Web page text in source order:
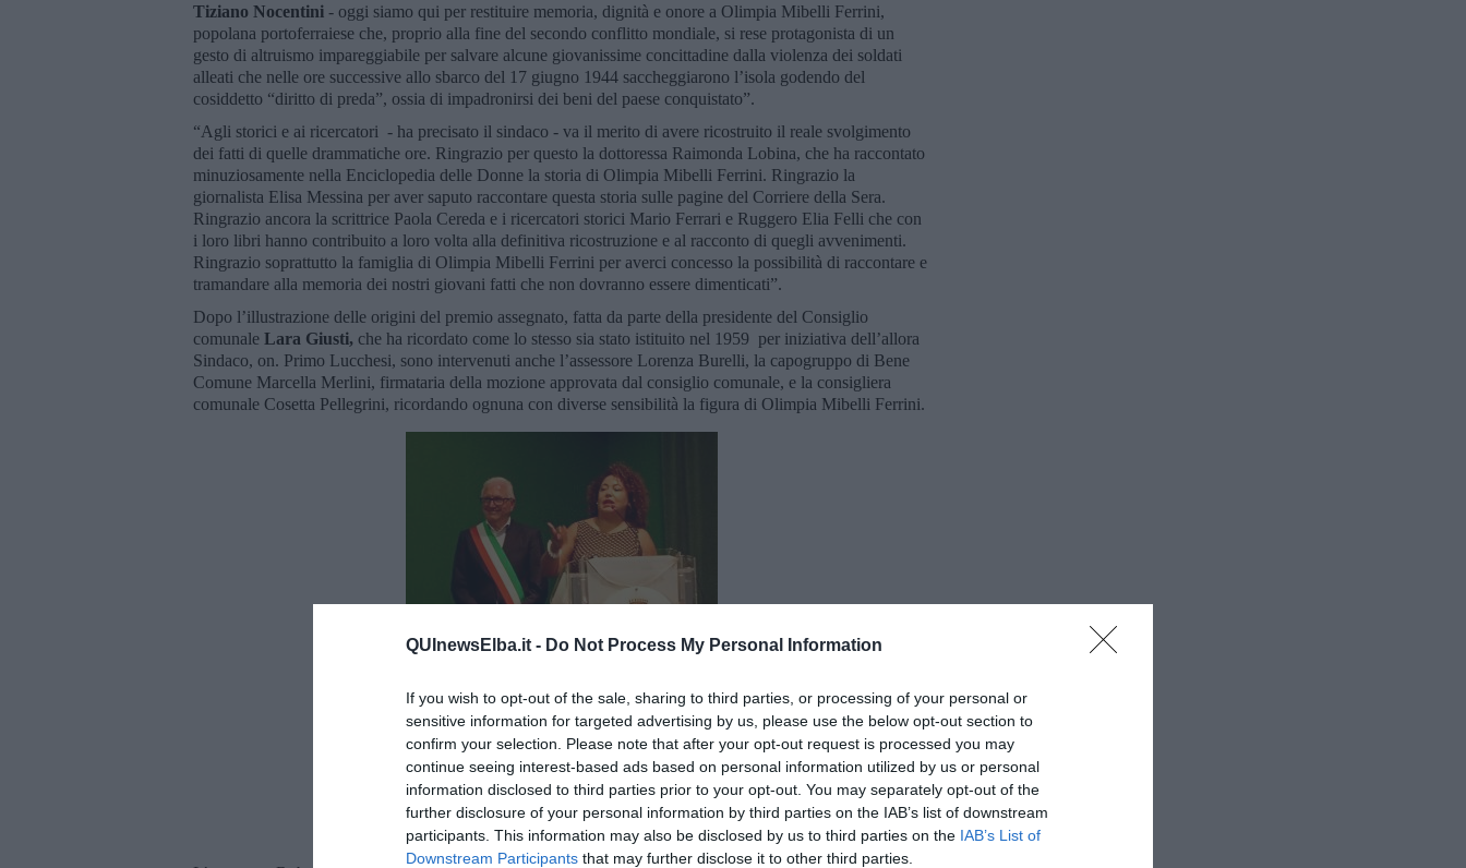
QUInewsElba.it - Do Not Process My Personal Information
If you wish to opt-out of the sale, sharing to third parties, or processing of your personal or
sensitive information for targeted advertising by us, please use the below opt-out section to
confirm your selection. Please note that after your opt-out request is processed you may
continue seeing interest-based ads based on personal information utilized by us or personal
information disclosed to third parties prior to your opt-out. You may separately opt-out of the
further disclosure of your personal information by third parties on the IAB’s list of downstream
participants. This information may also be disclosed by us to third parties on the IAB’s List of
Downstream Participants that may further disclose it to other third parties.
Tiziano Nocentini - oggi siamo qui per restituire memoria, dignità e onore a Olimpia Mibelli Ferrini,
popolana portoferraiese che, proprio alla fine del secondo conflitto mondiale, si rese protagonista di un
gesto di altruismo impareggiabile per salvare alcune giovanissime concittadine dalla violenza dei soldati
alleati che nelle ore successive allo sbarco del 17 giugno 1944 saccheggiarono l’isola godendo del
cosiddetto “diritto di preda”, ossia di impadronirsi dei beni del paese conquistato”.
“Agli storici e ai ricercatori - ha precisato il sindaco - va il merito di avere ricostruito il reale svolgimento
dei fatti di quelle drammatiche ore. Ringrazio per questo la dottoressa Raimonda Lobina, che ha raccontato
minuziosamente nella Enciclopedia delle Donne la storia di Olimpia Mibelli Ferrini. Ringrazio la
giornalista Elisa Messina per aver saputo raccontare questa storia sulle pagine del Corriere della Sera.
Ringrazio ancora la scrittrice Paola Cereda e i ricercatori storici Mario Ferrari e Ruggero Elia Felli che con
i loro libri hanno contribuito a loro volta alla definitiva ricostruzione e al racconto di quegli avvenimenti.
Ringrazio soprattutto la famiglia di Olimpia Mibelli Ferrini per averci concesso la possibilità di raccontare e
tramandare alla memoria dei nostri giovani fatti che non dovranno essere dimenticati”.
Dopo l’illustrazione delle origini del premio assegnato, fatta da parte della presidente del Consiglio
comunale Lara Giusti, che ha ricordato come lo stesso sia stato istituito nel 1959 per iniziativa dell’allora
Sindaco, on. Primo Lucchesi, sono intervenuti anche l’assessore Lorenza Burelli, la capogruppo di Bene
Comune Marcella Merlini, firmataria della mozione approvata dal consiglio comunale, e la consigliera
comunale Cosetta Pellegrini, ricordando ognuna con diverse sensibilità la figura di Olimpia Mibelli Ferrini.